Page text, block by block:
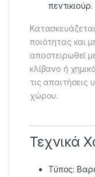
πεντικιούρ.
ποιότητας και
αποστειρωθεί
κλίβανο ή
τις απαιτήσεις
χώρου.
Τεχνικά
Τύπος: